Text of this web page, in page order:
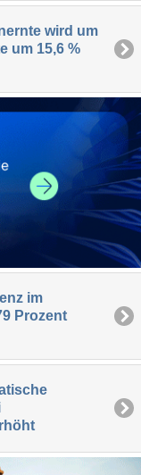
wird um
um 15,6 %
im
Prozent